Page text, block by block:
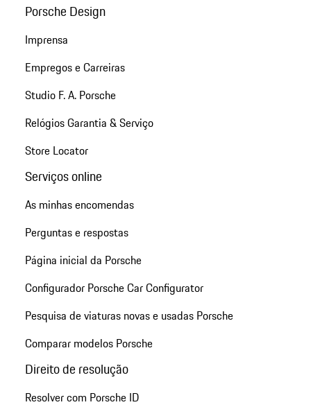
Porsche Design
Imprensa
Empregos e Carreiras
Studio F. A. Porsche
Relógios Garantia & Serviço
Store Locator
Serviços online
As minhas encomendas
Perguntas e respostas
Página inicial da Porsche
Configurador Porsche Car Configurator
Pesquisa de viaturas novas e usadas Porsche
Comparar modelos Porsche
Direito de resolução
Resolver com Porsche ID